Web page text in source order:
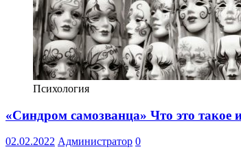
Психология
«Синдром самозванца» Что это такое
02.02.2022 Администратор 0